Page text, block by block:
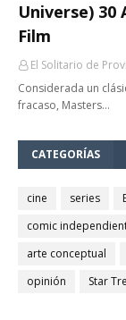
Universe) 30
Film
El Solitario de
Considerada un
fracaso, Masters…
CATEGORÍAS
cine series
comic
arte conceptual
opinión
Star